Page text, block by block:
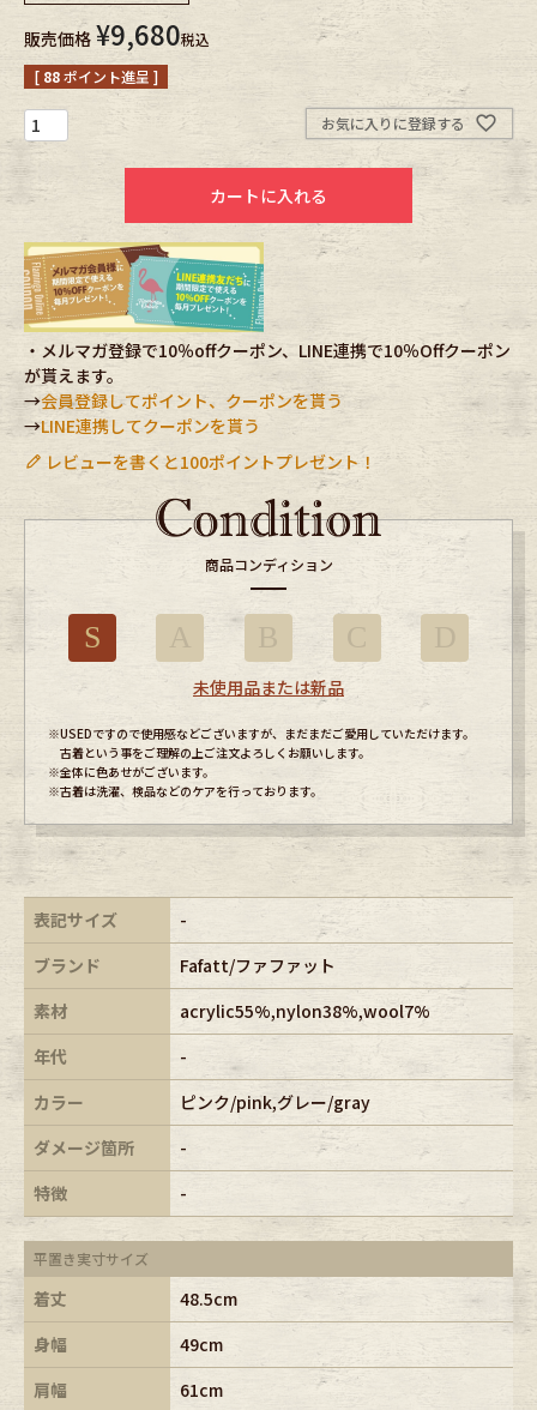
Tops Bottoms
Outer
Kidswear
小物・アクセサリーから探す
Eye Wear
Bag Stall・Scarf
Accessory Shoes
Belt antique goods
Keyring vintage bicycle
販売価格 ¥9,680税込
[ 88ポイント進呈 ]
お気に入りに登録する
カートに入れる
・メルマガ登録で10％offクーポン、LINE連携で10％Offクーポン
が貰えます。
→会員登録してポイント、クーポンを貰う
→LINE連携してクーポンを貰う
レビューを書くと100ポイントプレゼント！
商品コンディション
S
未使用品または新品
※USEDですので使用感などございますが、まだまだご愛用していただけます。
古着という事をご理解の上ご注文よろしくお願いします。
※全体に色あせがございます。
※古着は洗濯、検品などのケアを行っております。
表記サイズ
-
ブランド
Fafatt/ファファット
素材
acrylic55%,nylon38%,wool7%
年代
-
カラー
ピンク/pink,グレー/gray
ダメージ箇所
-
特徴
-
平置き実寸サイズ
着丈
48.5cm
身幅
49cm
肩幅
61cm